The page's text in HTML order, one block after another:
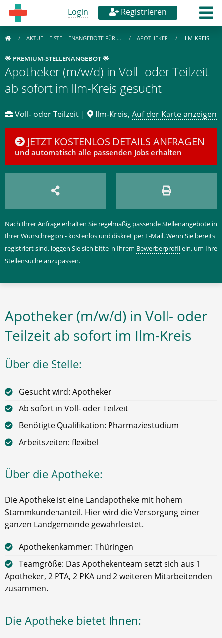
Login Registrieren
AKTUELLE STELLENANGEBOTE FÜR … APOTHEKER ILM-KREIS
🌟 PREMIUM-STELLENANGEBOT 🌟
Apotheker (m/w/d) in Voll- oder Teilzeit
ab sofort im Ilm-Kreis gesucht
Voll- oder Teilzeit | Ilm-Kreis, Auf der Karte anzeigen
JETZT KOSTENLOS DETAILS ANFRAGEN
und automatisch alle passenden Jobs erhalten
Nach Ihrer Anfrage erhalten Sie regelmäßig passende Stellenangebote in
Ihrer Wunschregion - kostenlos und diskret per E-Mail. Wenn Sie bereits
registriert sind, loggen Sie sich bitte in Ihrem Bewerberprofilein, um Ihre
Stellensuche anzupassen.
Apotheker (m/w/d) in Voll- oder
Teilzeit ab sofort im Ilm-Kreis
Über die Stelle:
Gesucht wird: Apotheker
Ab sofort in Voll- oder Teilzeit
Benötigte Qualifikation: Pharmaziestudium
Arbeitszeiten: flexibel
Über die Apotheke:
Die Apotheke ist eine Landapotheke mit hohem
Stammkundenanteil. Hier wird die Versorgung einer
ganzen Landgemeinde gewährleistet.
Apothekenkammer: Thüringen
Teamgröße: Das Apothekenteam setzt sich aus 1
Apotheker, 2 PTA, 2 PKA und 2 weiteren Mitarbeitenden
zusammen.
Die Apotheke bietet Ihnen: